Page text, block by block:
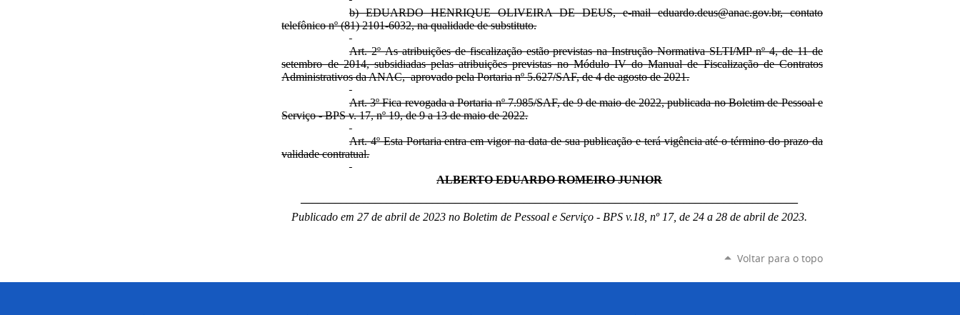
b) EDUARDO HENRIQUE OLIVEIRA DE DEUS, e-mail eduardo.deus@anac.gov.br, contato
telefônico nº (81) 2101-6032, na qualidade de substituto.
Art. 2º As atribuições de fiscalização estão previstas na Instrução Normativa SLTI/MP nº 4, de 11 de
setembro de 2014, subsidiadas pelas atribuições previstas no Módulo IV do Manual de Fiscalização de Contratos
Administrativos da ANAC, aprovado pela Portaria nº 5.627/SAF, de 4 de agosto de 2021.
Art. 3º Fica revogada a Portaria nº 7.985/SAF, de 9 de maio de 2022, publicada no Boletim de Pessoal e
Serviço - BPS v. 17, nº 19, de 9 a 13 de maio de 2022.
Art. 4º Esta Portaria entra em vigor na data de sua publicação e terá vigência até o término do prazo da
validade contratual.
ALBERTO EDUARDO ROMEIRO JUNIOR
Publicado em 27 de abril de 2023 no Boletim de Pessoal e Serviço - BPS v.18, nº 17, de 24 a 28 de abril de 2023.
Voltar para o topo